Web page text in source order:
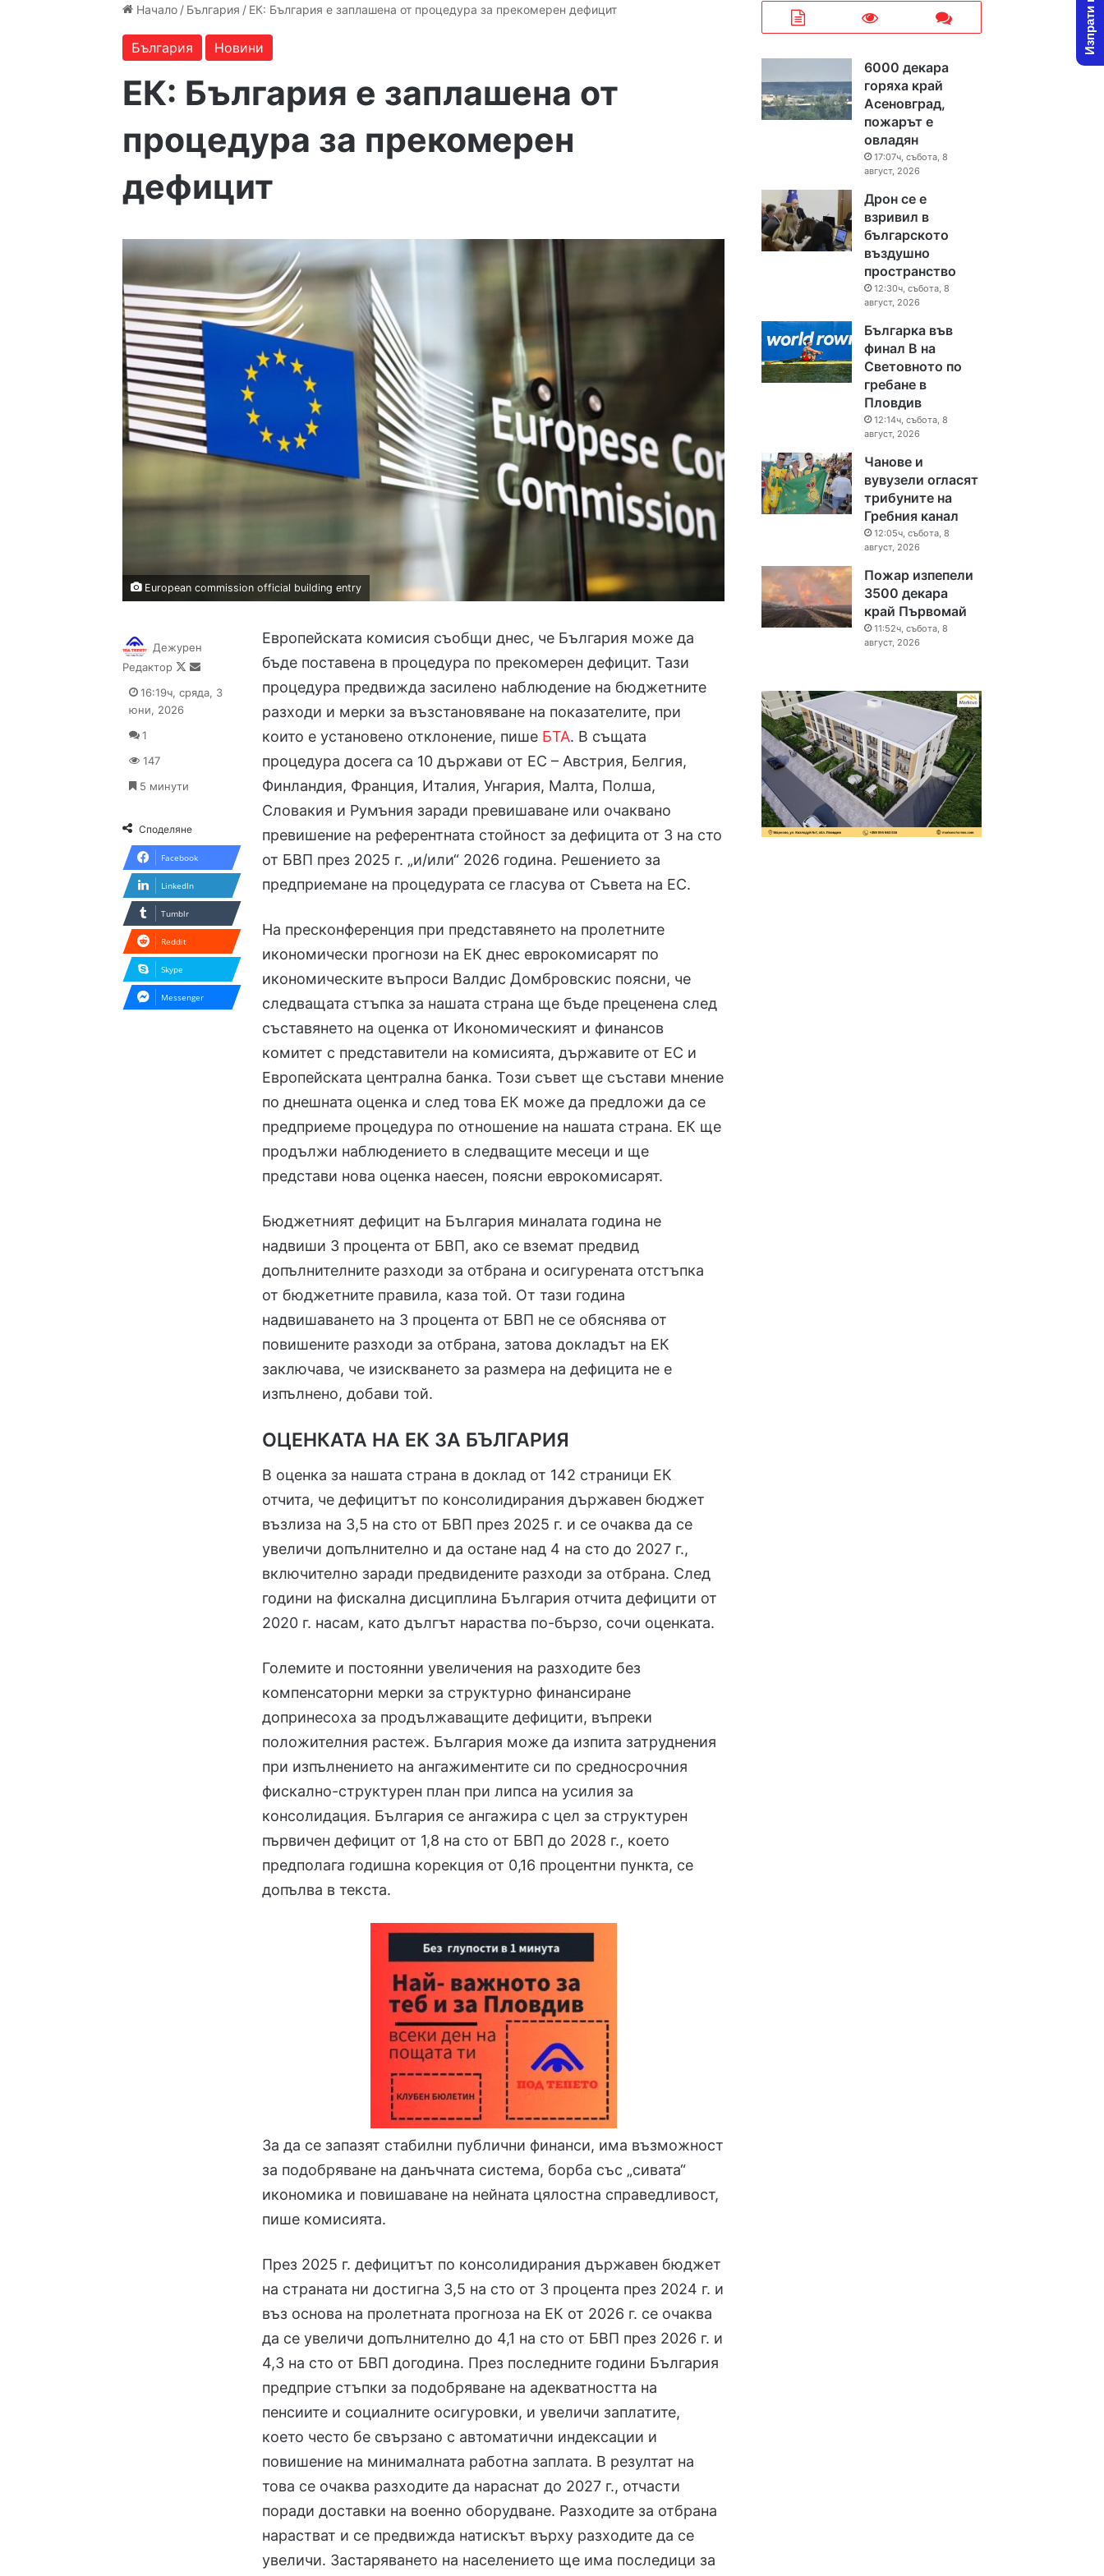
Начало / България / ЕК: България е заплашена от процедура за прекомерен дефицит
България Новини
ЕК: България е заплашена от
процедура за прекомерен
дефицит
European commission official building entry
Европейската комисия съобщи днес, че България може да
бъде поставена в процедура по прекомерен дефицит. Тази
процедура предвижда засилено наблюдение на бюджетните
разходи и мерки за възстановяване на показателите, при
които е установено отклонение, пише БТА. В същата
процедура досега са 10 държави от ЕС – Австрия, Белгия,
Финландия, Франция, Италия, Унгария, Малта, Полша,
Словакия и Румъния заради превишаване или очаквано
превишение на референтната стойност за дефицита от 3 на сто
от БВП през 2025 г. „и/или“ 2026 година. Решението за
предприемане на процедурата се гласува от Съвета на ЕС.
На пресконференция при представянето на пролетните
икономически прогнози на ЕК днес еврокомисарят по
икономическите въпроси Валдис Домбровскис поясни, че
следващата стъпка за нашата страна ще бъде преценена след
съставянето на оценка от Икономическият и финансов
комитет с представители на комисията, държавите от ЕС и
Европейската централна банка. Този съвет ще състави мнение
по днешната оценка и след това ЕК може да предложи да се
предприеме процедура по отношение на нашата страна. ЕК ще
продължи наблюдението в следващите месеци и ще
представи нова оценка наесен, поясни еврокомисарят.
Бюджетният дефицит на България миналата година не
надвиши 3 процента от БВП, ако се вземат предвид
допълнителните разходи за отбрана и осигурената отстъпка
от бюджетните правила, каза той. От тази година
надвишаването на 3 процента от БВП не се обяснява от
повишените разходи за отбрана, затова докладът на ЕК
заключава, че изискването за размера на дефицита не е
изпълнено, добави той.
ОЦЕНКАТА НА ЕК ЗА БЪЛГАРИЯ
В оценка за нашата страна в доклад от 142 страници ЕК
отчита, че дефицитът по консолидирания държавен бюджет
възлиза на 3,5 на сто от БВП през 2025 г. и се очаква да се
увеличи допълнително и да остане над 4 на сто до 2027 г.,
включително заради предвидените разходи за отбрана. След
години на фискална дисциплина България отчита дефицити от
2020 г. насам, като дългът нараства по-бързо, сочи оценката.
Големите и постоянни увеличения на разходите без
компенсаторни мерки за структурно финансиране
допринесоха за продължаващите дефицити, въпреки
положителния растеж. България може да изпита затруднения
при изпълнението на ангажиментите си по средносрочния
фискално-структурен план при липса на усилия за
консолидация. България се ангажира с цел за структурен
първичен дефицит от 1,8 на сто от БВП до 2028 г., което
предполага годишна корекция от 0,16 процентни пункта, се
допълва в текста.
За да се запазят стабилни публични финанси, има възможност
за подобряване на данъчната система, борба със „сивата“
икономика и повишаване на нейната цялостна справедливост,
пише комисията.
През 2025 г. дефицитът по консолидирания държавен бюджет
на страната ни достигна 3,5 на сто от 3 процента през 2024 г. и
въз основа на пролетната прогноза на ЕК от 2026 г. се очаква
да се увеличи допълнително до 4,1 на сто от БВП през 2026 г. и
4,3 на сто от БВП догодина. През последните години България
предприе стъпки за подобряване на адекватността на
пенсиите и социалните осигуровки, и увеличи заплатите,
което често бе свързано с автоматични индексации и
повишение на минималната работна заплата. В резултат на
това се очаква разходите да нараснат до 2027 г., отчасти
поради доставки на военно оборудване. Разходите за отбрана
нарастват и се предвижда натискът върху разходите да се
увеличи. Застаряването на населението ще има последици за
Дежурен
Редактор
Follow
X
Send
email
16:19ч, сряда, 3
юни, 2026
1
147
5 минути
Споделяне
Facebook
LinkedIn
Tumblr
Reddit
Skype
Messenger
6000 декара
горяха край
Асеновград,
пожарът е
овладян
17:07ч, събота, 8
август, 2026
Дрон се е
взривил в
българското
въздушно
пространство
12:30ч, събота, 8
август, 2026
Българка във
финал B на
Световното по
гребане в
Пловдив
12:14ч, събота, 8
август, 2026
Чанове и
вувузели огласят
трибуните на
Гребния канал
12:05ч, събота, 8
август, 2026
Пожар изпепели
3500 декара
край Първомай
11:52ч, събота, 8
август, 2026